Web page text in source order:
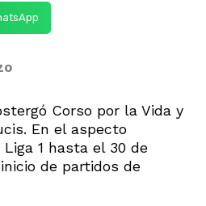
Corso por la Vida y
En el aspecto
1 hasta el 30 de
de partidos de